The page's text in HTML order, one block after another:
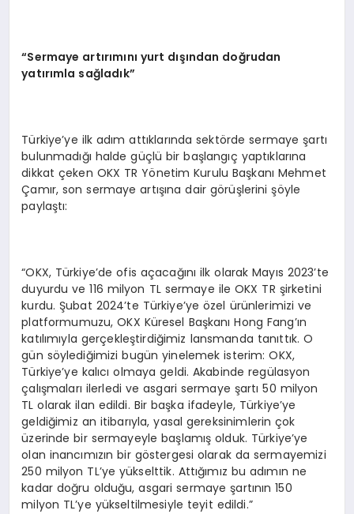
“Sermaye artırımını yurt dışından doğrudan
yatırımla sağladık”
Türkiye’ye ilk adım attıklarında sektörde sermaye şartı
bulunmadığı halde güçlü bir başlangıç yaptıklarına
dikkat çeken OKX TR Yönetim Kurulu Başkanı Mehmet
Çamır, son sermaye artışına dair görüşlerini şöyle
paylaştı:
“OKX, Türkiye’de ofis açacağını ilk olarak Mayıs 2023’te
duyurdu ve 116 milyon TL sermaye ile OKX TR şirketini
kurdu. Şubat 2024’te Türkiye’ye özel ürünlerimizi ve
platformumuzu, OKX Küresel Başkanı Hong Fang’ın
katılımıyla gerçekleştirdiğimiz lansmanda tanıttık. O
gün söylediğimizi bugün yinelemek isterim: OKX,
Türkiye’ye kalıcı olmaya geldi. Akabinde regülasyon
çalışmaları ilerledi ve asgari sermaye şartı 50 milyon
TL olarak ilan edildi. Bir başka ifadeyle, Türkiye’ye
geldiğimiz an itibarıyla, yasal gereksinimlerin çok
üzerinde bir sermayeyle başlamış olduk. Türkiye’ye
olan inancımızın bir göstergesi olarak da sermayemizi
250 milyon TL’ye yükselttik. Attığımız bu adımın ne
kadar doğru olduğu, asgari sermaye şartının 150
milyon TL’ye yükseltilmesiyle teyit edildi.”